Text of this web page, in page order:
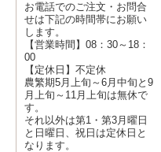
お電話でのご注文・お問合
せは下記の時間帯にお願い
します。
【営業時間】08：30～18：
00
【定休日】不定休
農繁期5月上旬～6月中旬と9
月上旬～11月上旬は無休で
す。
それ以外は第1・第3月曜日
と日曜日、祝日は定休日と
なります。